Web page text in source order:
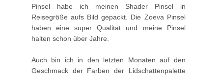
Pinsel habe ich meinen Shader Pinsel in
Reisegröße aufs Bild gepackt. Die Zoeva Pinsel
haben eine super Qualität und meine Pinsel
halten schon über Jahre.
Auch bin ich in den letzten Monaten auf den
Geschmack der Farben der Lidschattenpalette